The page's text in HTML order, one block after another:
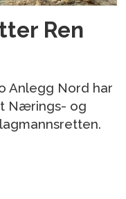
Ren
Anlegg Nord har
Nærings- og